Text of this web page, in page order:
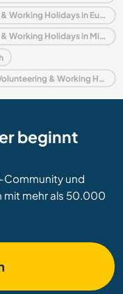
Aufenthalte bei Gastfamilien, Volunteering & Working Holidays in Europa
Aufenthalte bei Gastfamilien, Volunteering & Working Holidays in Midi-Pyrénées
Last minute Aufenthalte bei Gastfamilien, Volunteering & Working Holidays in Frankreich
beginnt
Community und
mit mehr als 50.000